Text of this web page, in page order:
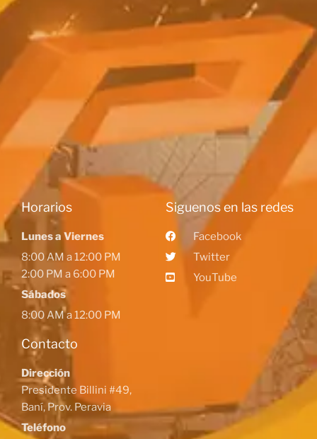
Horarios
Lunes a Viernes
8:00 AM a 12:00 PM
2:00 PM a 6:00 PM
Sábados
8:00 AM a 12:00 PM
Contacto
Dirección
Presidente Billini #49,
Baní, Prov. Peravia
Teléfono
Siguenos en las redes
Facebook
Twitter
YouTube